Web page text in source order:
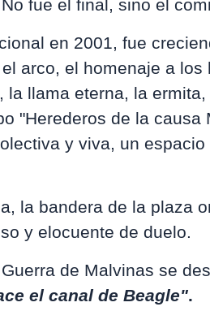
fue el final, sino el
en 2001, fue
arco, el homenaje a los
llama eterna, la
"Herederos de la causa
y viva, un
la bandera de la plaza
y elocuente de duelo.
de Malvinas se
el canal de Beagle".